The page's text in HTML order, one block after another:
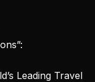
Leading Travel